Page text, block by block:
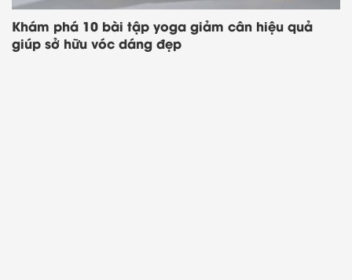
Khám phá 10 bài tập yoga giảm cân hiệu quả
giúp sở hữu vóc dáng đẹpVoucher Highlands Mua 1 tặng
1 mỗi ngày